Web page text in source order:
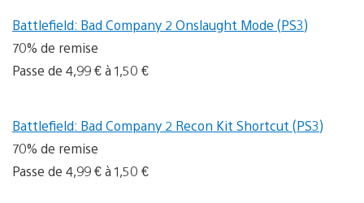
Battlefield: Bad Company 2 Onslaught Mode (PS3)
70% de remise
Passe de 4,99 € à 1,50 €
Battlefield: Bad Company 2 Recon Kit Shortcut (PS3)
70% de remise
Passe de 4,99 € à 1,50 €